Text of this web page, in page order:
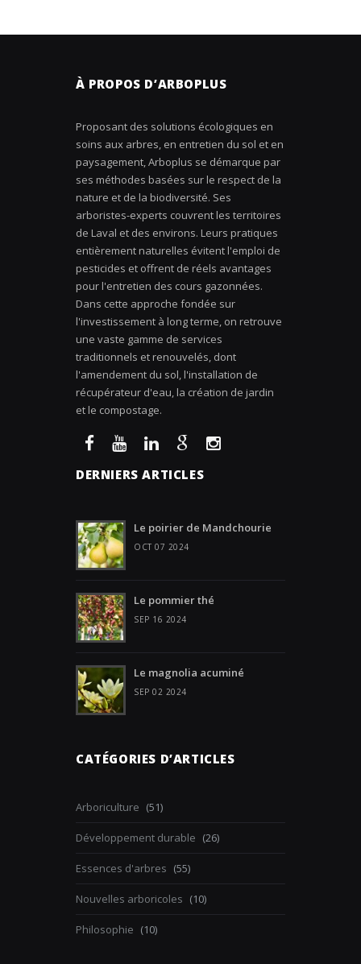
À PROPOS D’ARBOPLUS
Proposant des solutions écologiques en
soins aux arbres, en entretien du sol et en
paysagement, Arboplus se démarque par
ses méthodes basées sur le respect de la
nature et de la biodiversité. Ses
arboristes-experts couvrent les territoires
de Laval et des environs. Leurs pratiques
entièrement naturelles évitent l'emploi de
pesticides et offrent de réels avantages
pour l'entretien des cours gazonnées.
Dans cette approche fondée sur
l'investissement à long terme, on retrouve
une vaste gamme de services
traditionnels et renouvelés, dont
l'amendement du sol, l'installation de
récupérateur d'eau, la création de jardin
et le compostage.
DERNIERS ARTICLES
Le poirier de Mandchourie
OCT 07 2024
Le pommier thé
SEP 16 2024
Le magnolia acuminé
SEP 02 2024
CATÉGORIES D’ARTICLES
Arboriculture (51)
Développement durable (26)
Essences d'arbres (55)
Nouvelles arboricoles (10)
Philosophie (10)